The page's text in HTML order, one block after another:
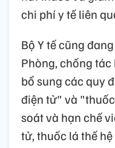
chi phí y tế liên
Bộ Y tế cũng
Phòng, chống
bổ sung các quy
điện tử" và
soát và hạn chế
tử, thuốc lá thế hệ